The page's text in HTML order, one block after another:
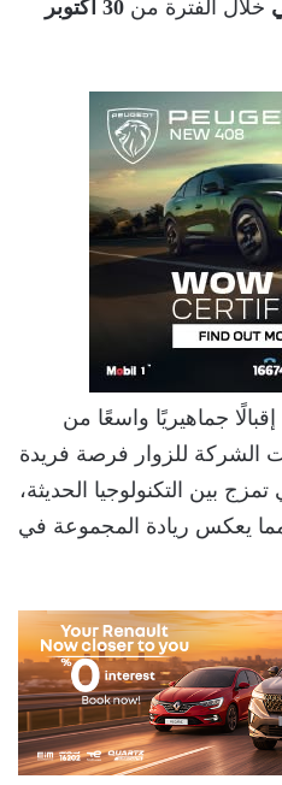
خلال الفترة من
30 أكتوبر
إقبالًا جماهيريًا واسعًا من
الشركة للزوار فرصة فريدة
بين التكنولوجيا الحديثة،
مما يعكس ريادة المجموعة في